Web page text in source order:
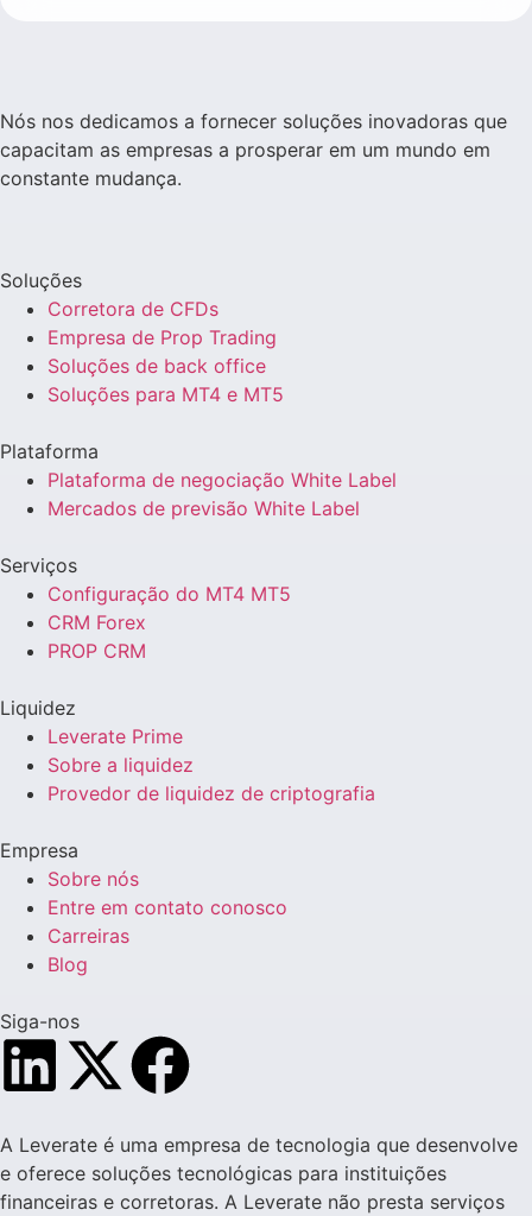
Nós nos dedicamos a fornecer soluções inovadoras que
capacitam as empresas a prosperar em um mundo em
constante mudança.
Soluções
Corretora de CFDs
Empresa de Prop Trading
Soluções de back office
Soluções para MT4 e MT5
Plataforma
Plataforma de negociação White Label
Mercados de previsão White Label
Serviços
Configuração do MT4 MT5
CRM Forex
PROP CRM
Liquidez
Leverate Prime
Sobre a liquidez
Provedor de liquidez de criptografia
Empresa
Sobre nós
Entre em contato conosco
Carreiras
Blog
Siga-nos
A Leverate é uma empresa de tecnologia que desenvolve
e oferece soluções tecnológicas para instituições
financeiras e corretoras. A Leverate não presta serviços